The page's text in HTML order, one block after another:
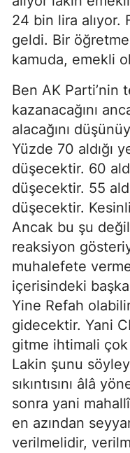
24 bin lira alıyor.
geldi. Bir
kamuda, emekli
Ben AK Parti’nin
kazanacağını
alacağını
Yüzde 70 aldığı
düşecektir. 60
düşecektir. 55
düşecektir.
Ancak bu şu
reaksiyon
muhalefete
içerisindeki
Yine Refah
gidecektir. Yani
gitme ihtimali
Lakin şunu
sıkıntısını âlâ
sonra yani
en azından
verilmelidir,